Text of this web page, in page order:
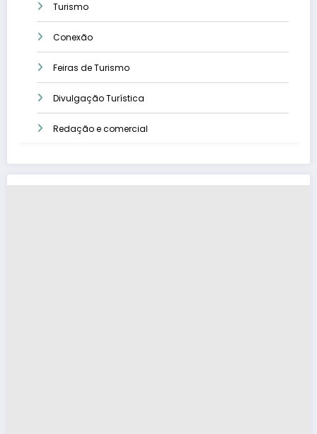
Turismo
Conexão
Feiras de Turismo
Divulgação Turística
Redação e comercial